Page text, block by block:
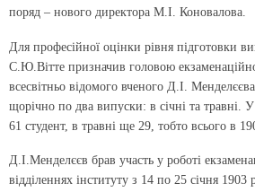
поряд – нового директора М.І. Коновалова.
Для професійної оцінки рівня підготовки
С.Ю.Вітте призначив головою
всесвітньо відомого вченого Д.І.
щорічно по два випуски: в січні та травні.
61 студент, в травні ще 29, тобто всього в
Д.І.Менделєєв брав участь у роботі
відділеннях інституту з 14 по 25 січня 1903